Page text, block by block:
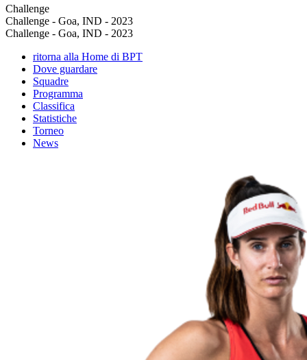
Challenge
Challenge - Goa, IND - 2023
Challenge - Goa, IND - 2023
ritorna alla Home di BPT
Dove guardare
Squadre
Programma
Classifica
Statistiche
Torneo
News